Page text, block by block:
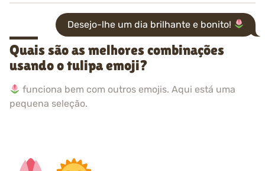
Desejo-lhe um dia brilhante e bonito!
Quais são as melhores combinações
usando o tulipa emoji?
funciona bem com outros emojis. Aqui está uma
pequena seleção.